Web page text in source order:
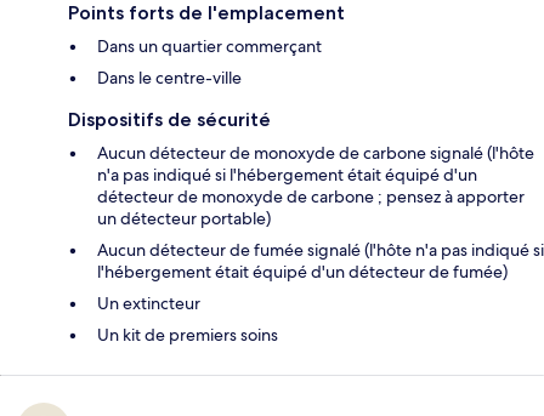
Points forts de l'emplacement
Dans un quartier commerçant
Dans le centre-ville
Dispositifs de sécurité
Aucun détecteur de monoxyde de carbone signalé (l'hôte
n'a pas indiqué si l'hébergement était équipé d'un
détecteur de monoxyde de carbone ; pensez à apporter
un détecteur portable)
Aucun détecteur de fumée signalé (l'hôte n'a pas indiqué si
l'hébergement était équipé d'un détecteur de fumée)
Un extincteur
Un kit de premiers soins